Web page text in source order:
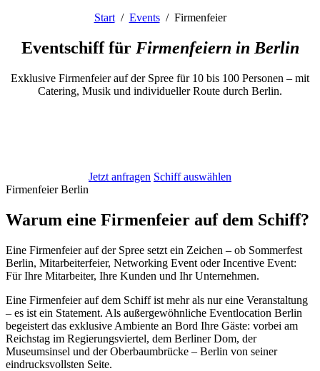
Start/ Events/ Firmenfeier
Eventschiff für Firmenfeiern in Berlin
Exklusive Firmenfeier auf der Spree für 10 bis 100 Personen – mit
Catering, Musik und individueller Route durch Berlin.
Jetzt anfragen Schiff auswählen
Firmenfeier Berlin
Warum eine Firmenfeier auf dem Schiff?
Eine Firmenfeier auf der Spree setzt ein Zeichen – ob Sommerfest
Berlin, Mitarbeiterfeier, Networking Event oder Incentive Event:
Für Ihre Mitarbeiter, Ihre Kunden und Ihr Unternehmen.
Eine Firmenfeier auf dem Schiff ist mehr als nur eine Veranstaltung
– es ist ein Statement. Als außergewöhnliche Eventlocation Berlin
begeistert das exklusive Ambiente an Bord Ihre Gäste: vorbei am
Reichstag im Regierungsviertel, dem Berliner Dom, der
Museumsinsel und der Oberbaumbrücke – Berlin von seiner
eindrucksvollsten Seite.